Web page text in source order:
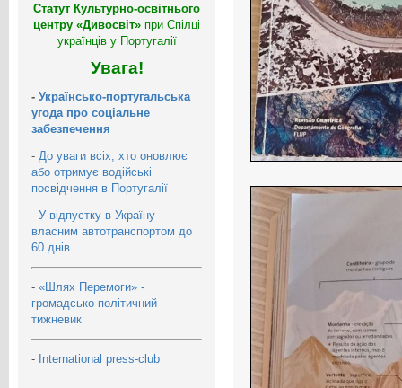
Статут Культурно-освітнього
центру «Дивосвіт» при Спілці
українців у Португалії
Увага!
- Українсько-португальська
угода про соціальне
забезпечення
- До уваги всіх, хто оновлює
або отримує водійські
посвідчення в Португалії
- У відпустку в Україну
власним автотранспортом до
60 днів
- «Шлях Перемоги» -
громадсько-політичний
тижневик
- International press-club